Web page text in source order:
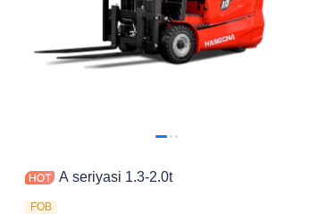
A seriyasi 1.3-2.0t
FOB